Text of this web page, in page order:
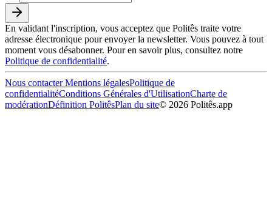
En validant l'inscription, vous acceptez que Politês traite votre
adresse électronique pour envoyer la newsletter. Vous pouvez à tout
moment vous désabonner. Pour en savoir plus, consultez notre
Politique de confidentialité.
Nous contacterMentions légalesPolitique de
confidentialitéConditions Générales d'UtilisationCharte de
modérationDéfinition PolitêsPlan du site© 2026 Politês.app